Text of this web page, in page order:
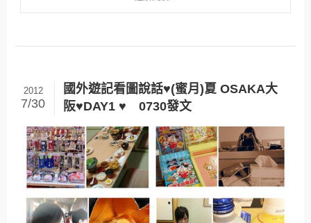
國外遊記看圖說話♥(蜜月)夏 OSAKA大
阪♥DAY1 ♥ 0730發文
2012
7/30